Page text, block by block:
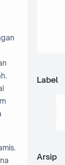
Label
Arsip